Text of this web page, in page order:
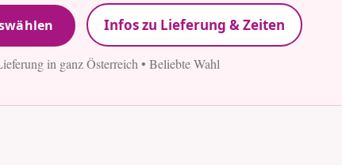
Infos zu Lieferung & Zeiten
in ganz Österreich • Beliebte Wahl